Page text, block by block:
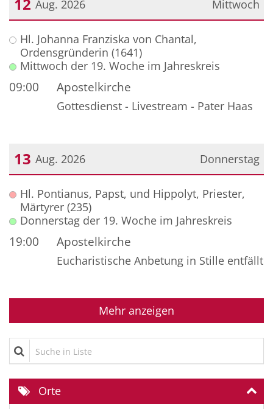
Mittwoch
Aug. 2026
Datum: 12. August 2026
Hl. Johanna Franziska von Chantal,
Ordensgründerin (1641)
Mittwoch der 19. Woche im Jahreskreis
09:00 Apostelkirche
Gottesdienst - Livestream - Pater Haas
Donnerstag
13 Aug. 2026
Datum: 13. August 2026
Hl. Pontianus, Papst, und Hippolyt, Priester,
Märtyrer (235)
Donnerstag der 19. Woche im Jahreskreis
19:00 Apostelkirche
Eucharistische Anbetung in Stille entfällt
Mehr anzeigen
Suche in Liste
Orte